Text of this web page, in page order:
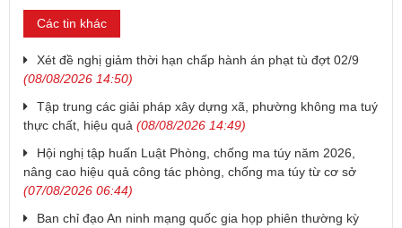
Các tin khác
Xét đề nghị giảm thời hạn chấp hành án phạt tù đợt 02/9
(08/08/2026 14:50)
Tập trung các giải pháp xây dựng xã, phường không ma tuý
thực chất, hiệu quả (08/08/2026 14:49)
Hội nghị tập huấn Luật Phòng, chống ma túy năm 2026,
nâng cao hiệu quả công tác phòng, chống ma túy từ cơ sở
(07/08/2026 06:44)
Ban chỉ đạo An ninh mạng quốc gia họp phiên thường kỳ